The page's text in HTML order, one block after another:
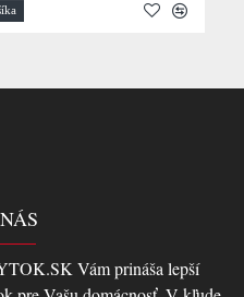
Vám prináša lepší